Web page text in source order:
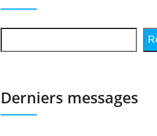
Derniers messages